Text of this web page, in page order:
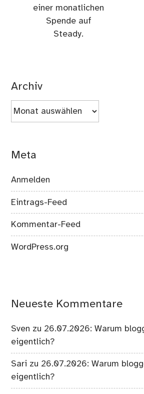
einer monatlichen
Spende auf
Steady.
Archiv
Archiv
Meta
Anmelden
Eintrags-Feed
Kommentar-Feed
WordPress.org
Neueste Kommentare
Sven zu 26.07.2026: Warum
eigentlich?
Sari zu 26.07.2026: Warum
eigentlich?